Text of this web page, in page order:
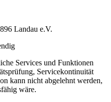
Landau e.V.
Services und Funktionen
Servicekontinuität
kann nicht abgelehnt werden,
wäre.